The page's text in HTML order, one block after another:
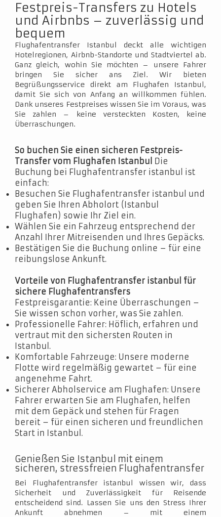
Festpreis-Transfers zu Hotels
und Airbnbs – zuverlässig und
bequem
Flughafentransfer Istanbul deckt alle wichtigen
Hotelregionen, Airbnb-Standorte und Stadtviertel ab.
Ganz gleich, wohin Sie möchten – unsere Fahrer
bringen Sie sicher ans Ziel. Wir bieten
Begrüßungsservice direkt am Flughafen Istanbul,
damit Sie sich von Anfang an willkommen fühlen.
Dank unseres Festpreises wissen Sie im Voraus, was
Sie zahlen – keine versteckten Kosten, keine
Überraschungen.
So buchen Sie einen sicheren Festpreis-
Transfer vom Flughafen Istanbul Die
Buchung bei Flughafentransfer istanbul ist
einfach:
Besuchen Sie Flughafentransfer istanbul und
geben Sie Ihren Abholort (Istanbul
Flughafen) sowie Ihr Ziel ein.
Wählen Sie ein Fahrzeug entsprechend der
Anzahl Ihrer Mitreisenden und Ihres Gepäcks.
Bestätigen Sie die Buchung online – für eine
reibungslose Ankunft.
Vorteile von Flughafentransfer istanbul für
sichere Flughafentransfers
Festpreisgarantie: Keine Überraschungen –
Sie wissen schon vorher, was Sie zahlen.
Professionelle Fahrer: Höflich, erfahren und
vertraut mit den sichersten Routen in
Istanbul.
Komfortable Fahrzeuge: Unsere moderne
Flotte wird regelmäßig gewartet – für eine
angenehme Fahrt.
Sicherer Abholservice am Flughafen: Unsere
Fahrer erwarten Sie am Flughafen, helfen
mit dem Gepäck und stehen für Fragen
bereit – für einen sicheren und freundlichen
Start in Istanbul.
Genießen Sie Istanbul mit einem
sicheren, stressfreien Flughafentransfer
Bei Flughafentransfer istanbul wissen wir, dass
Sicherheit und Zuverlässigkeit für Reisende
entscheidend sind. Lassen Sie uns den Stress Ihrer
Ankunft abnehmen – mit einem